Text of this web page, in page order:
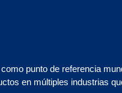
punto de referencia
en múltiples industrias